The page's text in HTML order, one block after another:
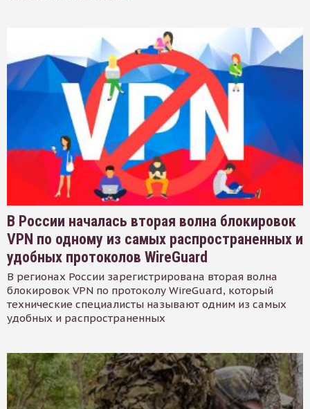
В России началась вторая волна блокировок
VPN по одному из самых распространенных и
удобных протоколов WireGuard
В регионах России зарегистрирована вторая волна
блокировок VPN по протоколу WireGuard, который
технические специалисты называют одним из самых
удобных и распространенных